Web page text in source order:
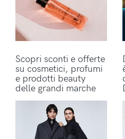
Scopri sconti e offerte
su cosmetici, profumi
e prodotti beauty
delle grandi marche